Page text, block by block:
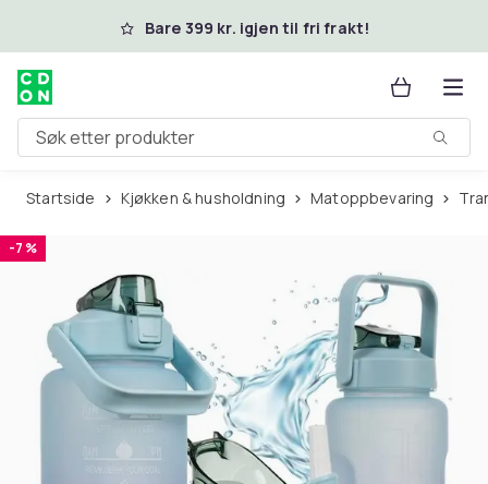
Hopp til hovedinnholdBare 399 kr. igjen til fri frakt!
Søk etter produkter
Startside Kjøkken & husholdning Matoppbevaring
-7 %